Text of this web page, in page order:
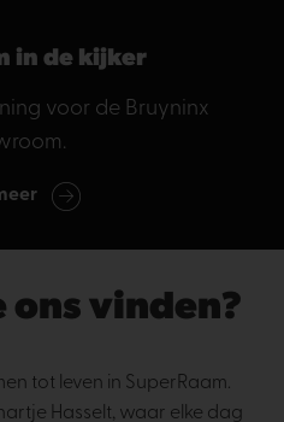
in de kijker
voor de Bruyninx
ons vinden?
tot leven in SuperRaam.
Hasselt, waar elke dag